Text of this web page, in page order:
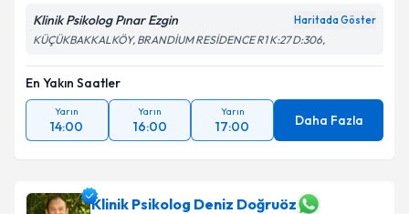
Klinik Psikolog Pınar Ezgin Haritada Göster
KÜÇÜKBAKKALKÖY, BRANDİUM RESİDENCE R1 K:27 D:306,
En Yakın Saatler
Yarın
14:00
Yarın
16:00
Yarın
17:00 Daha Fazla
Klinik Psikolog Deniz Doğruöz